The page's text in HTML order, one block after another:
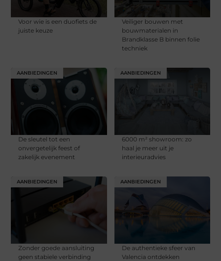
Voor wie is een duofiets de
juiste keuze
Veiliger bouwen met
bouwmaterialen in
Brandklasse B binnen folie
techniek
AANBIEDINGEN
De sleutel tot een
onvergetelijk feest of
zakelijk evenement
AANBIEDINGEN
6000 m² showroom: zo
haal je meer uit je
interieuradvies
AANBIEDINGEN
Zonder goede aansluiting
geen stabiele verbinding
AANBIEDINGEN
De authentieke sfeer van
Valencia ontdekken